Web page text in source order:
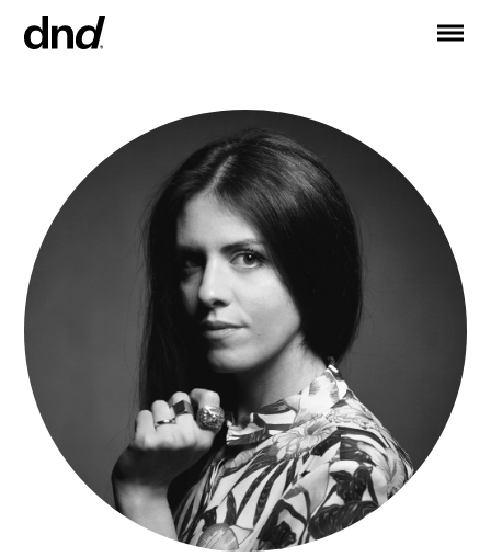
EN ES FR DE
PRODUCTOS
Todos los productos
Manijas para puertas
Manijas para ventanas
Tiradores para puertas y portones
Manija personalizadas
Pomos para puertas
Pomos y accesorios para muebles
Manijas para puertas correderas
Manillas para puertas correderas elevadoras
ACABADOS
SISTEMAS